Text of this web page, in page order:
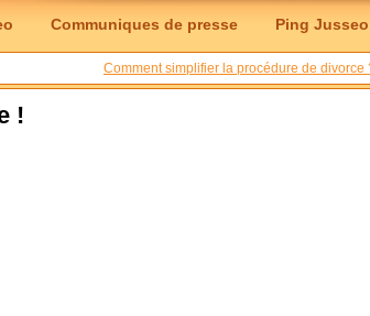
Communiques de presse Ping Jusseo
Comment simplifier la procédure de divorce
!